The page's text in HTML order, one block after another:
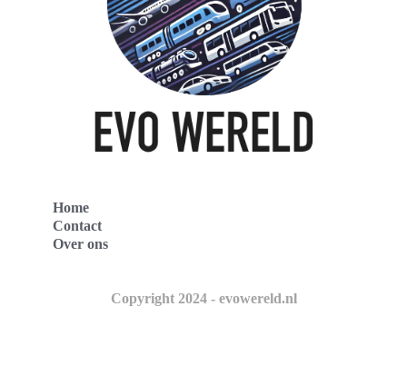
Home
Contact
Over ons
Copyright 2024 - evowereld.nl